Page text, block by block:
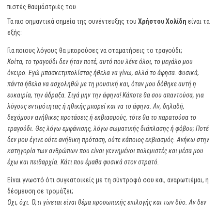
πιστές θαυμάστριές του.
Τα πιο σημαντικά σημεία της συνέντευξης του Χρήστου Χολίδη είναι τα
εξής:
Για ποιους λόγους θα μπορούσες να σταματήσεις το τραγούδι;
Κοίτα, το τραγούδι δεν ήταν ποτέ, αυτό που λένε όλοι, το μεγάλο μου
όνειρο. Εγώ μπασκετμπολίστας ήθελα να γίνω, αλλά το άφησα. Φυσικά,
πάντα ήθελα να ασχοληθώ με τη μουσική και, όταν μου δόθηκε αυτή η
ευκαιρία, την άδραξα. Σιγά μην την άφηνα! Κάποτε θα σου απαντούσα, για
λόγους εντιμότητας ή ηθικής μπορεί και να το άφηνα. Αν, δηλαδή,
δεχόμουν ανήθικες προτάσεις ή εκβιασμούς, τότε θα το παρατούσα το
τραγούδι. Θες λόγω εμφάνισης, λόγω σωματικής διάπλασης ή φόβου; Ποτέ
δεν μου έγινε ούτε ανήθικη πρόταση, ούτε κάποιος εκβιασμός. Ανήκω στην
κατηγορία των ανθρώπων που είναι γεννημένοι πολεμιστές και μέσα μου
έχω και πειθαρχία. Κάτι που έμαθα φυσικά στον στρατό.
Είναι γνωστό ότι συγκατοικείς με τη σύντροφό σου και, αναρωτιέμαι, η
δέσμευση σε τρομάζει;
Όχι, όχι. Ό,τι γίνεται είναι θέμα προσωπικής επιλογής και των δύο. Αν δεν